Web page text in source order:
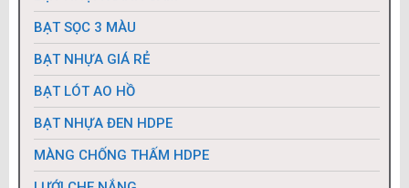
MOTOR KÉO BẠT CHE
BẠT NHỰA TRONG SUỐT
BẠT NHỰA XANH CAM
BẠT SỌC 3 MÀU
BẠT NHỰA GIÁ RẺ
BẠT LÓT AO HỒ